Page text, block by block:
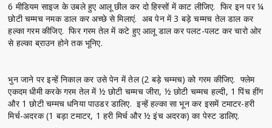
6 मीडियम साइज के उबले हुए आलू छील कर दो हिस्सों में काट लीजिए. फिर इन पर ¼
छोटी चम्मच नमक डाल कर अच्छे से मिलाएं. अब पेन में 3 बड़े चम्मच तेल डाल कर
हल्का गरम कीजिए. फिर गरम तेल में कटे हुए आलू डाल कर पलट-पलट कर चारो ओर
से हल्का ब्राउन होने तक भूनिए.
भुन जाने पर इन्हें निकाल कर उसे पेन में तेल (2 बड़े चम्मच) को गरम कीजिए. फ्लेम
एकदम धीमी करके गरम तेल में ½ छोटी चम्मच जीरा, ½ छोटी चम्मच हल्दी, 1 पिंच हींग
और 1 छोटी चम्मच धनिया पाउडर डालिए. इन्हें हल्का सा भून कर इसमें टमाटर-हरी
मिर्च-अदरक (1 बड़ा टमाटर, 1 हरी मिर्च और ½ इंच अदरक) का पेस्ट डालिए.